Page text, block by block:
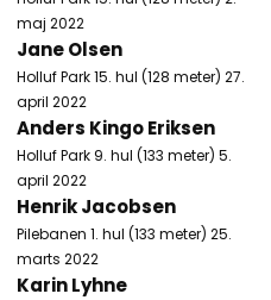
maj 2022
Jane Olsen
Holluf Park 15. hul (128 meter) 27.
april 2022
Anders Kingo Eriksen
Holluf Park 9. hul (133 meter) 5.
april 2022
Henrik Jacobsen
Pilebanen 1. hul (133 meter) 25.
marts 2022
Karin Lyhne